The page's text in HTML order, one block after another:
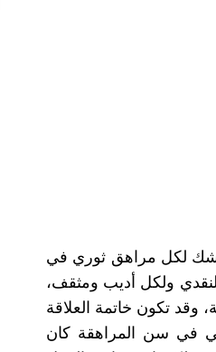
شك لكل مراهق ثوري في
ولكل أديب ومثقف،
وقد تكون خاتمة العلاقة
في سن المراهقة كان